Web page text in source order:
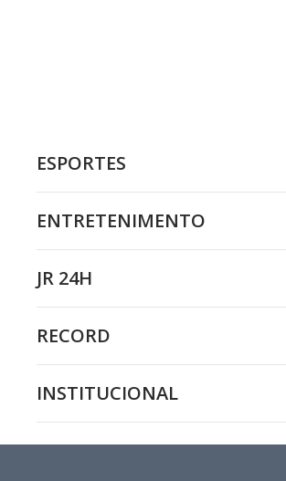
ESPORTES
ENTRETENIMENTO
JR 24H
RECORD
INSTITUCIONAL